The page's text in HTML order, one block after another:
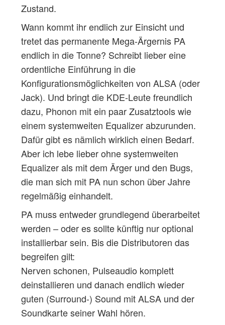
Zustand.
Wann kommt ihr endlich zur Einsicht und
tretet das permanente Mega-Ärgernis PA
endlich in die Tonne? Schreibt lieber eine
ordentliche Einführung in die
Konfigurationsmöglichkeiten von ALSA (oder
Jack). Und bringt die KDE-Leute freundlich
dazu, Phonon mit ein paar Zusatztools wie
einem systemweiten Equalizer abzurunden.
Dafür gibt es nämlich wirklich einen Bedarf.
Aber ich lebe lieber ohne systemweiten
Equalizer als mit dem Ärger und den Bugs,
die man sich mit PA nun schon über Jahre
regelmäßig einhandelt.
PA muss entweder grundlegend überarbeitet
werden – oder es sollte künftig nur optional
installierbar sein. Bis die Distributoren das
begreifen gilt:
Nerven schonen, Pulseaudio komplett
deinstallieren und danach endlich wieder
guten (Surround-) Sound mit ALSA und der
Soundkarte seiner Wahl hören.